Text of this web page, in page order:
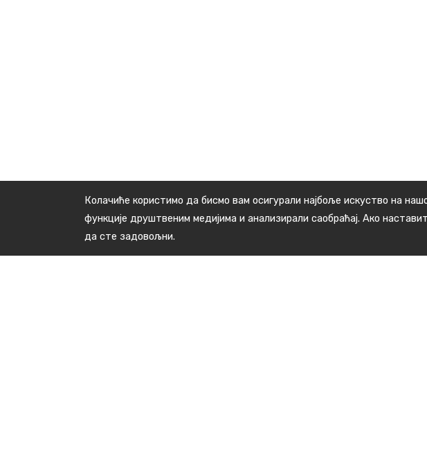
Колачиће користимо да бисмо вам осигурали најбоље искуство на
функције друштвеним медијима и анализирали саобраћај. Ако
да сте задовољни.